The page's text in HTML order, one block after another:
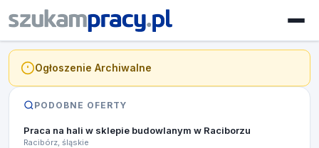
Ogłoszenie Archiwalne
PODOBNE OFERTY
Praca na hali w sklepie budowlanym w Raciborzu
Racibórz, śląskie